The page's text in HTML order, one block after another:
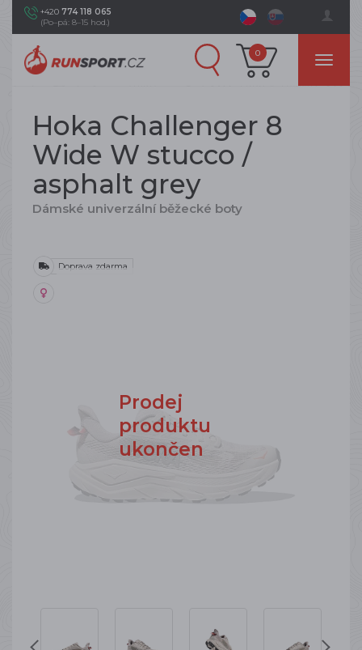
+420 774 118 065
(Po–pá: 8–15 hod.)
0
Hoka Challenger 8
Wide W stucco /
asphalt grey
Dámské univerzální běžecké boty
Doprava zdarma
Prodej
produktu
ukončen